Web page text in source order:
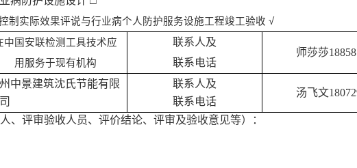
制实际效果评说与行业病个人防护服务设施工程竣工验收 √
中国安联检测工具技术应
用服务于现有机构
联系人及
联系电话
师莎莎
中景建筑沈氏节能有限
联系人及
联系电话
汤飞文
、评审验收人员、评价结论、评审及验收意见等）：